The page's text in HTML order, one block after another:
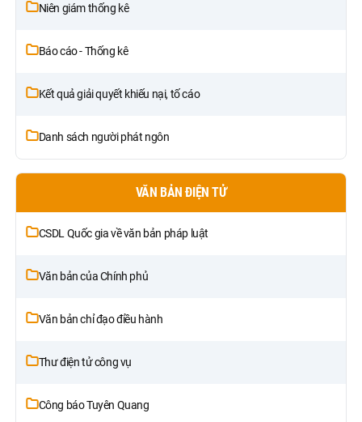
Niên giám thống kê
Báo cáo - Thống kê
Kết quả giải quyết khiếu nại, tố cáo
Danh sách người phát ngôn
VĂN BẢN ĐIỆN TỬ
CSDL Quốc gia về văn bản pháp luật
Văn bản của Chính phủ
Văn bản chỉ đạo điều hành
Thư điện tử công vụ
Công báo Tuyên Quang